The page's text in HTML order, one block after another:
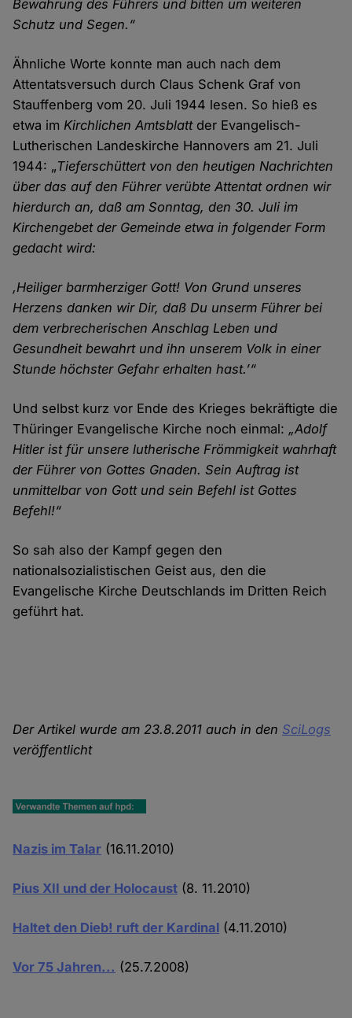
Bewahrung des Führers und bitten um weiteren
Schutz und Segen.“
Ähnliche Worte konnte man auch nach dem
Attentatsversuch durch Claus Schenk Graf von
Stauffenberg vom 20. Juli 1944 lesen. So hieß es
etwa imKirchlichen Amtsblattder Evangelisch-
Lutherischen Landeskirche Hannovers am 21. Juli
1944: „Tieferschüttert von den heutigen Nachrichten
über das auf den Führer verübte Attentat ordnen wir
hierdurch an, daß am Sonntag, den 30. Juli im
Kirchengebet der Gemeinde etwa in folgender Form
gedacht wird:
‚Heiliger barmherziger Gott! Von Grund unseres
Herzens danken wir Dir, daß Du unserm Führer bei
dem verbrecherischen Anschlag Leben und
Gesundheit bewahrt und ihn unserem Volk in einer
Stunde höchster Gefahr erhalten hast.’“
Und selbst kurz vor Ende des Krieges bekräftigte die
Thüringer Evangelische Kirche noch einmal: „Adolf
Hitler ist für unsere lutherische Frömmigkeit wahrhaft
der Führer von Gottes Gnaden. Sein Auftrag ist
unmittelbar von Gott und sein Befehl ist Gottes
Befehl!“
So sah also der Kampf gegen den
nationalsozialistischen Geist aus, den die
Evangelische Kirche Deutschlands im Dritten Reich
geführt hat.
Der Artikel wurde am 23.8.2011 auch in den SciLogs
veröffentlicht
Nazis im Talar (16.11.2010)
Pius XII und der Holocaust (8. 11.2010)
Haltet den Dieb! ruft der Kardinal (4.11.2010)
Vor 75 Jahren... (25.7.2008)